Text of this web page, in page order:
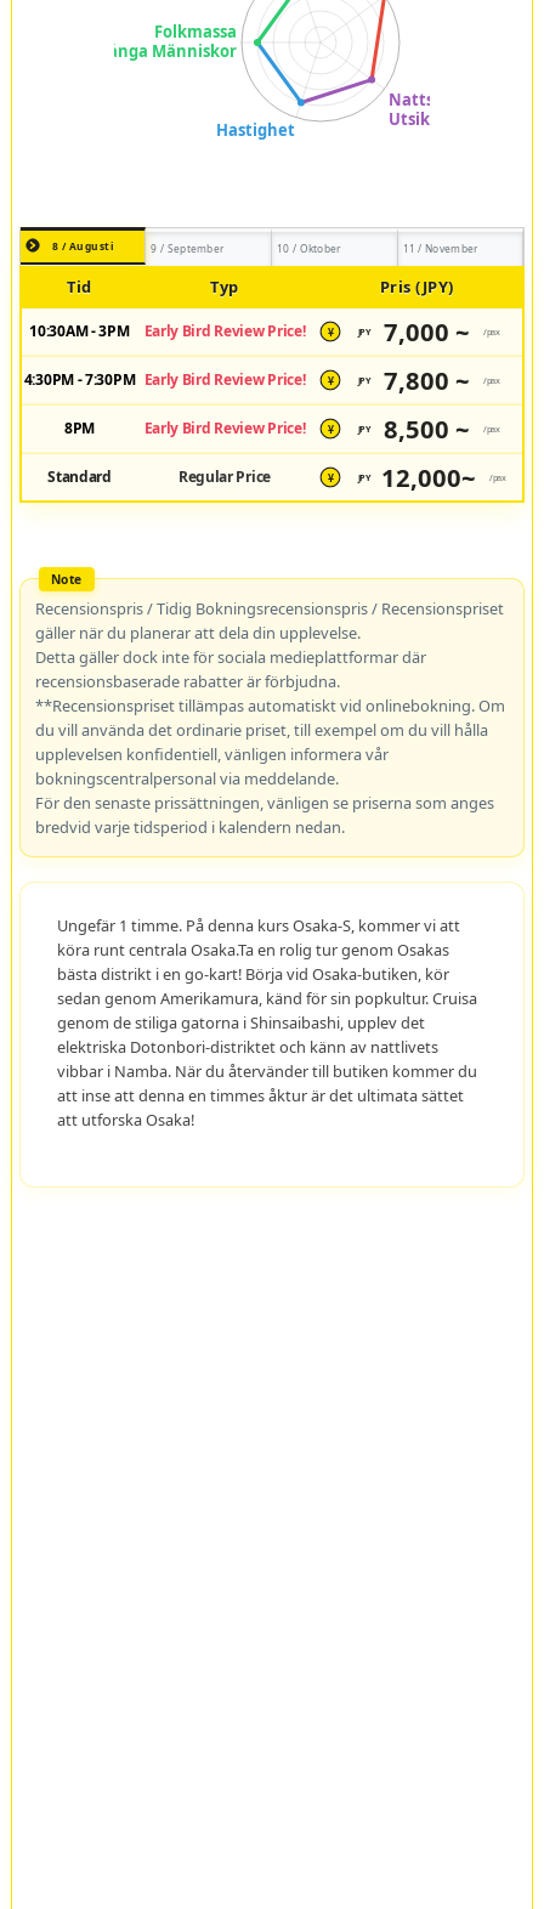
8 / Augusti 9 / September 10 / Oktober 11 / November
Tid Typ Pris (JPY)
10:30AM - 3PM Early Bird Review Price! ¥ JPY 7,000 ~ /pax
4:30PM - 7:30PM Early Bird Review Price! ¥ JPY 7,800 ~ /pax
8PM Early Bird Review Price! ¥ JPY 8,500 ~ /pax
Standard Regular Price ¥ JPY 12,000~ /pax
Recensionspris / Tidig Bokningsrecensionspris / Recensionspriset
gäller när du planerar att dela din upplevelse.
Detta gäller dock inte för sociala medieplattformar där
recensionsbaserade rabatter är förbjudna.
**Recensionspriset tillämpas automatiskt vid onlinebokning. Om
du vill använda det ordinarie priset, till exempel om du vill hålla
upplevelsen konfidentiell, vänligen informera vår
bokningscentralpersonal via meddelande.
För den senaste prissättningen, vänligen se priserna som anges
bredvid varje tidsperiod i kalendern nedan.
Ungefär 1 timme. På denna kurs Osaka-S, kommer vi att
köra runt centrala Osaka.Ta en rolig tur genom Osakas
bästa distrikt i en go-kart! Börja vid Osaka-butiken, kör
sedan genom Amerikamura, känd för sin popkultur. Cruisa
genom de stiliga gatorna i Shinsaibashi, upplev det
elektriska Dotonbori-distriktet och känn av nattlivets
vibbar i Namba. När du återvänder till butiken kommer du
att inse att denna en timmes åktur är det ultimata sättet
att utforska Osaka!